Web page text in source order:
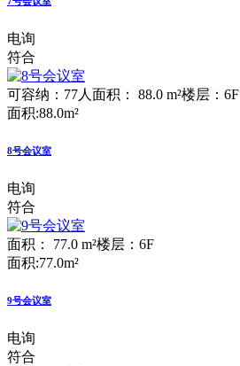
电询
符合
可容纳：77人 面积： 88.0 m²楼层：6F
面积:88.0m²
8号会议室
电询
符合
面积： 77.0 m²楼层：6F
面积:77.0m²
9号会议室
电询
符合